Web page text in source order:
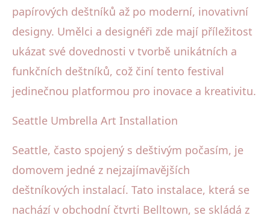
papírových deštníků až po moderní, inovativní
designy. Umělci a designéři zde mají příležitost
ukázat své dovednosti v tvorbě unikátních a
funkčních deštníků, což činí tento festival
jedinečnou platformou pro inovace a kreativitu.
Seattle Umbrella Art Installation
Seattle, často spojený s deštivým počasím, je
domovem jedné z nejzajímavějších
deštníkových instalací. Tato instalace, která se
nachází v obchodní čtvrti Belltown, se skládá z